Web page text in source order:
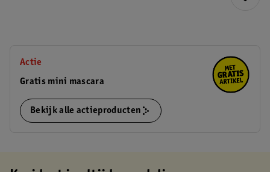
Actie
Gratis mini mascara
Bekijk alle actieproducten